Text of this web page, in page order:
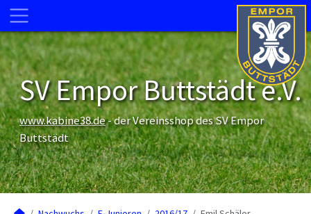
SV Empor Buttstädt e.V.
www.kabine38.de- der Vereinsshop des SV Empor
Buttstädt